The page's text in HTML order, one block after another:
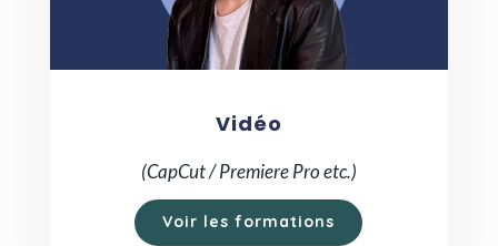
Vidéo
(CapCut / Premiere Pro etc.)
Voir les formations